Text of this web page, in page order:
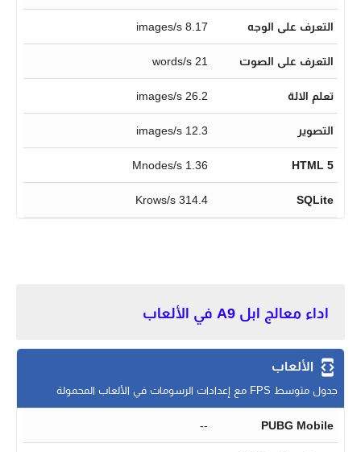
التعرف على الوجه 8.17 images/s
التعرف على الصوت 21 words/s
تعلم الالة 26.2 images/s
التصوير 12.3 images/s
HTML 5
1.36 Mnodes/s
SQLite
314.4 Krows/s
اداء معالج ابل A9 في الألعاب
الألعاب
جدول متوسط FPS مع إعدادات الرسومات في الألعاب المحمولة
PUBG Mobile
--